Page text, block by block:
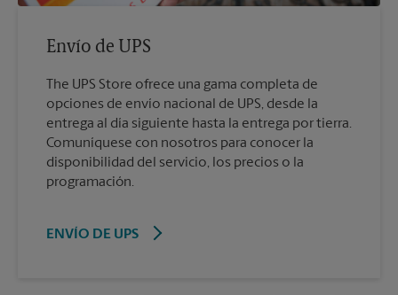
Envío de UPS
The UPS Store ofrece una gama completa de
opciones de envío nacional de UPS, desde la
entrega al día siguiente hasta la entrega por tierra.
Comuníquese con nosotros para conocer la
disponibilidad del servicio, los precios o la
programación.
ENVÍO DE UPS